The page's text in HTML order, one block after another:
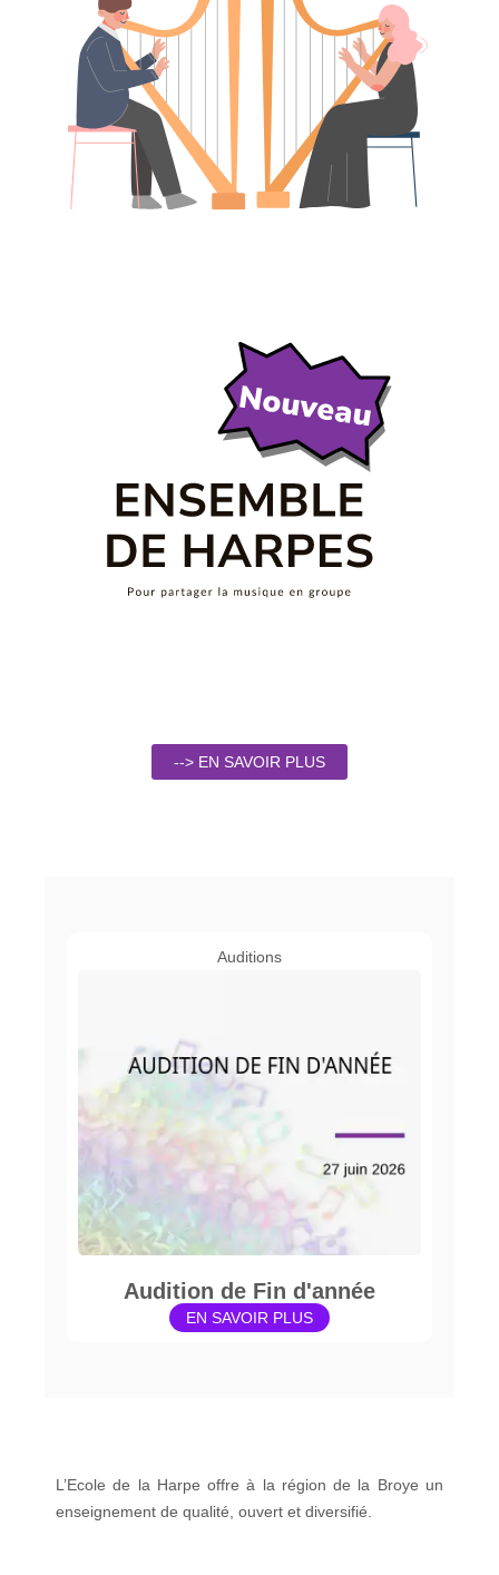
--> EN SAVOIR PLUS
Auditions
Audition de Fin d'année
EN SAVOIR PLUS
L’Ecole de la Harpe offre à la région de la Broye un
enseignement de qualité, ouvert et diversifié.